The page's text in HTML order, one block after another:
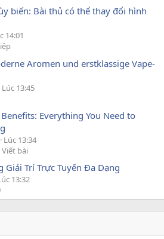
biến: Bài thủ có thể thay đổi hình
14:01
Aromen und erstklassige Vape-
Lúc 13:45
Everything You Need to
Lúc 13:34
bài
Giải Trí Trực Tuyến Đa Dạng
13:32